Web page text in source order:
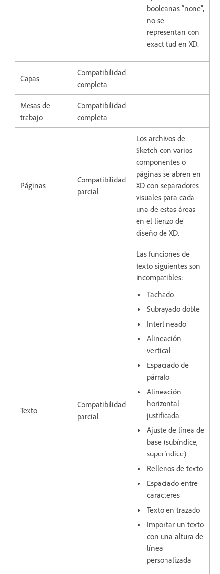
booleanas “none”,
no se
representan con
exactitud en XD.
Capas
Compatibilidad
completa
Mesas de
trabajo
Compatibilidad
completa
Páginas
Compatibilidad
parcial
Los archivos de
Sketch con varios
componentes o
páginas se abren en
XD con separadores
visuales para cada
una de estas áreas
en el lienzo de
diseño de XD.
Texto
Compatibilidad
parcial
Las funciones de
texto siguientes son
incompatibles:
Tachado
Subrayado doble
Interlineado
Alineación
vertical
Espaciado de
párrafo
Alineación
horizontal
justificada
Ajuste de línea de
base (subíndice,
superíndice)
Rellenos de texto
Espaciado entre
caracteres
Texto en trazado
Importar un texto
con una altura de
línea
personalizada